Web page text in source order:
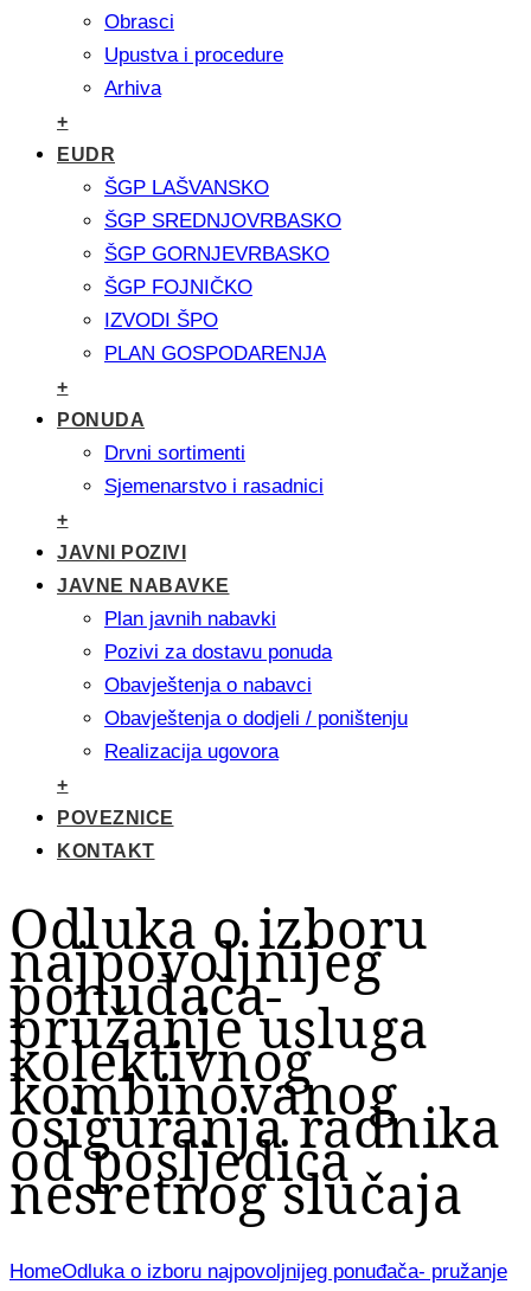
Obrasci
Upustva i procedure
Arhiva
+
EUDR
ŠGP LAŠVANSKO
ŠGP SREDNJOVRBASKO
ŠGP GORNJEVRBASKO
ŠGP FOJNIČKO
IZVODI ŠPO
PLAN GOSPODARENJA
+
PONUDA
Drvni sortimenti
Sjemenarstvo i rasadnici
+
JAVNI POZIVI
JAVNE NABAVKE
Plan javnih nabavki
Pozivi za dostavu ponuda
Obavještenja o nabavci
Obavještenja o dodjeli / poništenju
Realizacija ugovora
+
POVEZNICE
KONTAKT
Odluka o izboru
najpovoljnijeg
ponuđača-
pružanje usluga
kolektivnog
kombinovanog
osiguranja radnika
od posljedica
nesretnog slučaja
HomeOdluka o izboru najpovoljnijeg ponuđača- pružanje